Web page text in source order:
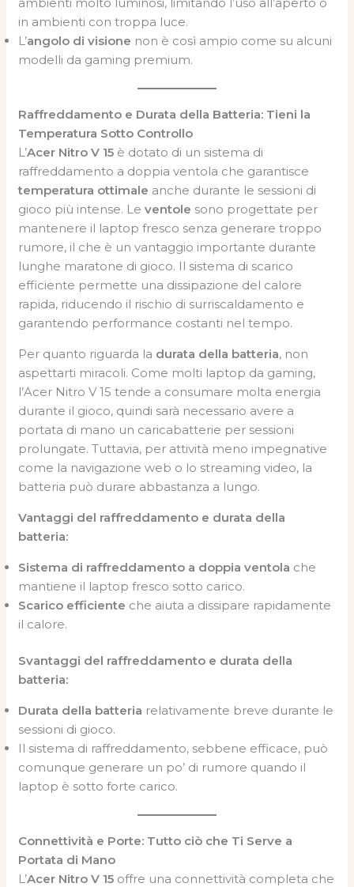
in ambienti con troppa luce.
L’angolo di visione non è così ampio come su alcuni
modelli da gaming premium.
Raffreddamento e Durata della Batteria: Tieni la
Temperatura Sotto Controllo
L’Acer Nitro V 15 è dotato di un sistema di
raffreddamento a doppia ventola che garantisce
temperatura ottimale anche durante le sessioni di
gioco più intense. Leventole sono progettate per
mantenere il laptop fresco senza generare troppo
rumore, il che è un vantaggio importante durante
lunghe maratone di gioco. Il sistema di scarico
efficiente permette una dissipazione del calore
rapida, riducendo il rischio di surriscaldamento e
garantendo performance costanti nel tempo.
Per quanto riguarda la durata della batteria, non
aspettarti miracoli. Come molti laptop da gaming,
l’Acer Nitro V 15 tende a consumare molta energia
durante il gioco, quindi sarà necessario avere a
portata di mano un caricabatterie per sessioni
prolungate. Tuttavia, per attività meno impegnative
come la navigazione web o lo streaming video, la
batteria può durare abbastanza a lungo.
Vantaggi del raffreddamento e durata della
batteria:
Sistema di raffreddamento a doppia ventola che
mantiene il laptop fresco sotto carico.
Scarico efficiente che aiuta a dissipare rapidamente
il calore.
Svantaggi del raffreddamento e durata della
batteria:
Durata della batteria relativamente breve durante le
sessioni di gioco.
Il sistema di raffreddamento, sebbene efficace, può
comunque generare un po’ di rumore quando il
laptop è sotto forte carico.
Connettività e Porte: Tutto ciò che Ti Serve a
Portata di Mano
L’Acer Nitro V 15 offre una connettività completa che